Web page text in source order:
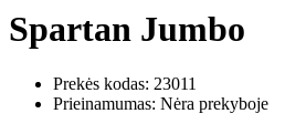
Spartan Jumbo
Prekės kodas: 23011
Prieinamumas: Nėra prekyboje